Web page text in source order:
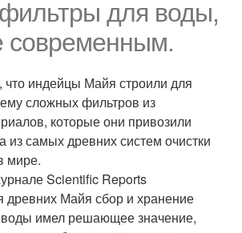
для воды,
современным.
индейцы Майя строили для
сложных фильтров из
которые они привозили
из самых древних систем очистки
мире.
Scientific Reports
древних Майя сбор и хранение
воды имел решающее значение,